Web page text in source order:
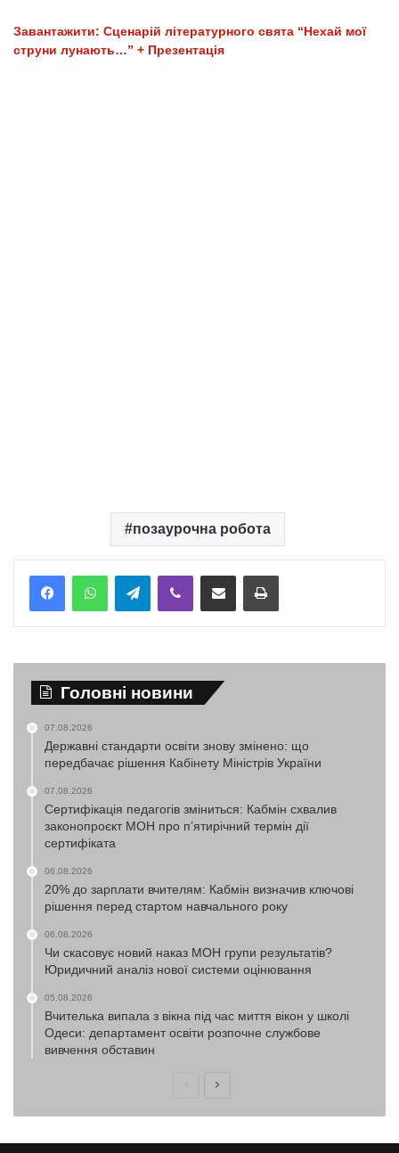
Завантажити: Сценарій літературного свята “Нехай мої
струни лунають…” + Презентація
позаурочна робота
TelegramViber Надіслати електронною поштоюНадрукувати
Головні новини
07.08.2026
Державні стандарти освіти знову змінено: що
передбачає рішення Кабінету Міністрів України
07.08.2026
Сертифікація педагогів зміниться: Кабмін схвалив
законопроєкт МОН про п’ятирічний термін дії
сертифіката
06.08.2026
20% до зарплати вчителям: Кабмін визначив ключові
рішення перед стартом навчального року
06.08.2026
Чи скасовує новий наказ МОН групи результатів?
Юридичний аналіз нової системи оцінювання
05.08.2026
Вчителька випала з вікна під час миття вікон у школі
Одеси: департамент освіти розпочне службове
вивчення обставин
ПопередняНаступна